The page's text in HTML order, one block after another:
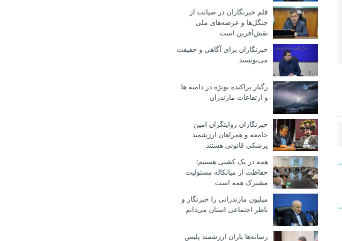
قلم خبرنگاران در صیانت از
جنگل‌ها و عرصه‌های ملی
نقش‌آفرین است
خبرنگاران برای آگاهی و حقیقت
می‌نویسند
رگبار پراکنده بویژه در دامنه ها
و ارتفاعات مازندران
خبرنگاران روایتگران امین
جامعه و همراهان ارزشمند
پزشکی قانونی هستند
همه در یک کشتی هستیم؛
حفاظت از میانکاله مسئولیت
مشترک همه است
میلیون مازندرانی را خبرنگار و
ناظر اجتماعی استان می‌دانم
رسانه‌ها یاران ارزشمند پلیس